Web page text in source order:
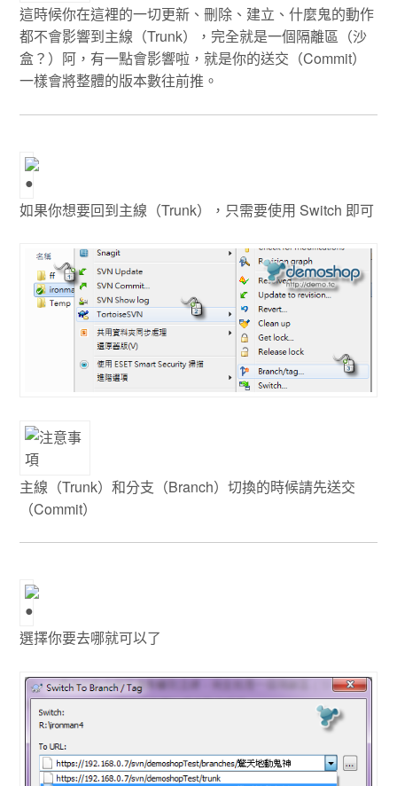
這時候你在這裡的一切更新、刪除、建立、什麼鬼的動作
都不會影響到主線（Trunk），完全就是一個隔離區（沙
盒？）阿，有一點會影響啦，就是你的送交（Commit）
一樣會將整體的版本數往前推。
如果你想要回到主線（Trunk），只需要使用 Switch 即可
主線（Trunk）和分支（Branch）切換的時候請先送交
（Commit）
選擇你要去哪就可以了